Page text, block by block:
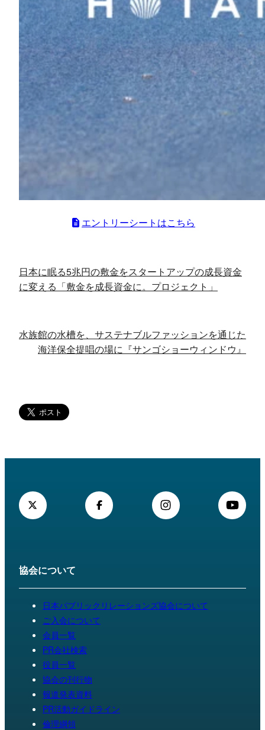
エントリーシートはこちら
日本に眠る5兆円の敷金をスタートアップの成長資金
に変える「敷金を成長資金に。プロジェクト」
水族館の水槽を、サステナブルファッションを通じた
海洋保全提唱の場に『サンゴショーウィンドウ』
協会について
日本パブリックリレーションズ協会について
ご入会について
会員一覧
PR会社検索
役員一覧
協会の刊行物
報道発表資料
PR活動ガイドライン
倫理綱領